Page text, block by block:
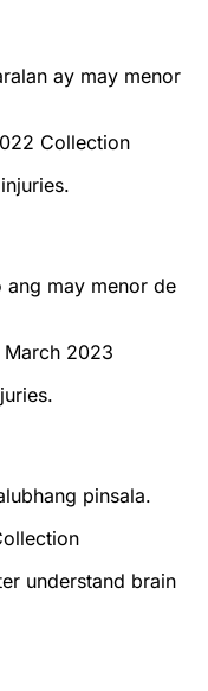
ay may menor
Collection
ang may menor de
March 2023
pinsala.
understand brain